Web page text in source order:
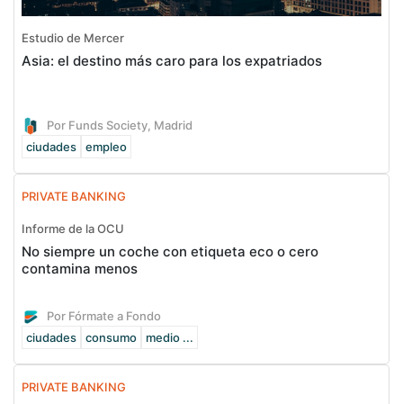
Estudio de Mercer
Asia: el destino más caro para los expatriados
Por Funds Society, Madrid
ciudades
empleo
PRIVATE BANKING
Informe de la OCU
No siempre un coche con etiqueta eco o cero
contamina menos
Por Fórmate a Fondo
ciudades
consumo medio ...
PRIVATE BANKING